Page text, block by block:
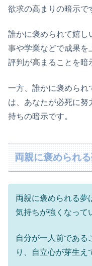
欲求の高まりの暗示で
誰かに褒められて嬉し
事や学業などで成果を
評判が高まることを暗
一方、誰かに褒められ
は、あなたが必死に
持ちの暗示です。
両親に褒められ
両親に褒められる夢
気持ちが強くなって
自分が一人前である
り、自立心が芽生え